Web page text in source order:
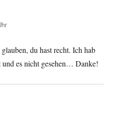
du hast recht. Ich hab
und es nicht gesehen… Danke!